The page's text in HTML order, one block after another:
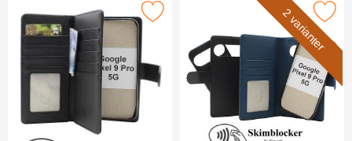
Google Pixel 9 / Pixel 9 Pro 5G XL Mobilcover som
2 varianter
Marker skimblocker Google Pixel 9 / Pixel 9